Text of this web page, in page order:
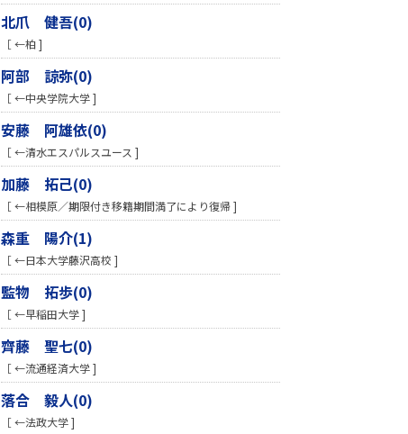
北爪 健吾(0)
［ ←柏 ]
阿部 諒弥(0)
［ ←中央学院大学 ]
安藤 阿雄依(0)
［ ←清水エスパルスユース ]
加藤 拓己(0)
［ ←相模原／期限付き移籍期間満了により復帰 ]
森重 陽介(1)
［ ←日本大学藤沢高校 ]
監物 拓歩(0)
［ ←早稲田大学 ]
齊藤 聖七(0)
［ ←流通経済大学 ]
落合 毅人(0)
［ ←法政大学 ]